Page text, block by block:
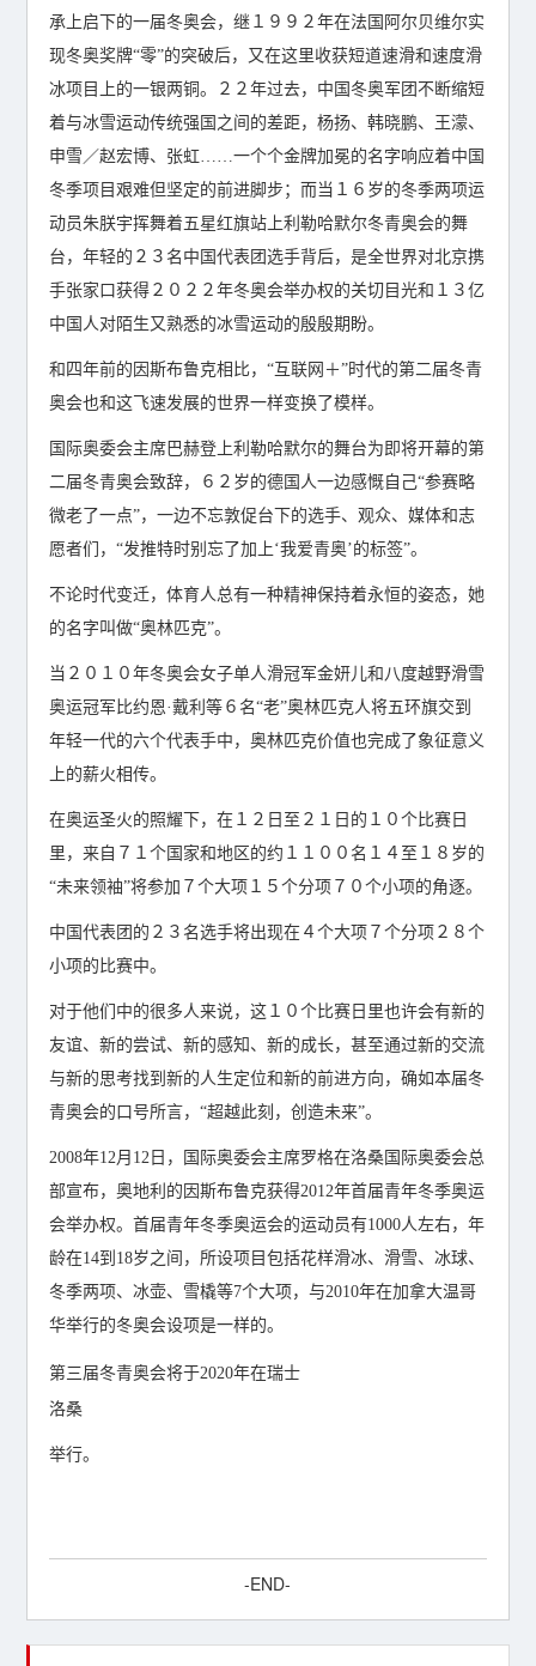
承上启下的一届冬奥会，继１９９２年在法国阿尔贝维尔实
现冬奥奖牌“零”的突破后，又在这里收获短道速滑和速度滑
冰项目上的一银两铜。２２年过去，中国冬奥军团不断缩短
着与冰雪运动传统强国之间的差距，杨扬、韩晓鹏、王濛、
申雪／赵宏博、张虹……一个个金牌加冕的名字响应着中国
冬季项目艰难但坚定的前进脚步；而当１６岁的冬季两项运
动员朱朕宇挥舞着五星红旗站上利勒哈默尔冬青奥会的舞
台，年轻的２３名中国代表团选手背后，是全世界对北京携
手张家口获得２０２２年冬奥会举办权的关切目光和１３亿
中国人对陌生又熟悉的冰雪运动的殷殷期盼。
和四年前的因斯布鲁克相比，“互联网＋”时代的第二届冬青
奥会也和这飞速发展的世界一样变换了模样。
国际奥委会主席巴赫登上利勒哈默尔的舞台为即将开幕的第
二届冬青奥会致辞，６２岁的德国人一边感慨自己“参赛略
微老了一点”，一边不忘敦促台下的选手、观众、媒体和志
愿者们，“发推特时别忘了加上‘我爱青奥’的标签”。
不论时代变迁，体育人总有一种精神保持着永恒的姿态，她
的名字叫做“奥林匹克”。
当２０１０年冬奥会女子单人滑冠军金妍儿和八度越野滑雪
奥运冠军比约恩·戴利等６名“老”奥林匹克人将五环旗交到
年轻一代的六个代表手中，奥林匹克价值也完成了象征意义
上的薪火相传。
在奥运圣火的照耀下，在１２日至２１日的１０个比赛日
里，来自７１个国家和地区的约１１００名１４至１８岁的
“未来领袖”将参加７个大项１５个分项７０个小项的角逐。
中国代表团的２３名选手将出现在４个大项７个分项２８个
小项的比赛中。
对于他们中的很多人来说，这１０个比赛日里也许会有新的
友谊、新的尝试、新的感知、新的成长，甚至通过新的交流
与新的思考找到新的人生定位和新的前进方向，确如本届冬
青奥会的口号所言，“超越此刻，创造未来”。
2008年12月12日，国际奥委会主席罗格在洛桑国际奥委会总
部宣布，奥地利的因斯布鲁克获得2012年首届青年冬季奥运
会举办权。首届青年冬季奥运会的运动员有1000人左右，年
龄在14到18岁之间，所设项目包括花样滑冰、滑雪、冰球、
冬季两项、冰壶、雪橇等7个大项，与2010年在加拿大温哥
华举行的冬奥会设项是一样的。
第三届冬青奥会将于2020年在瑞士
洛桑
举行。
-END-